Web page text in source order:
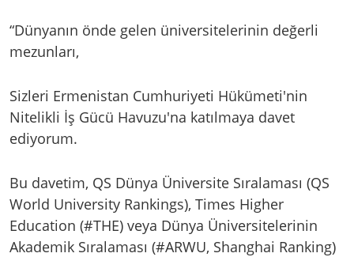
“Dünyanın önde gelen üniversitelerinin değerli
mezunları,
Sizleri Ermenistan Cumhuriyeti Hükümeti'nin
Nitelikli İş Gücü Havuzu'na katılmaya davet
ediyorum.
Bu davetim, QS Dünya Üniversite Sıralaması (QS
World University Rankings), Times Higher
Education (#THE) veya Dünya Üniversitelerinin
Akademik Sıralaması (#ARWU, Shanghai Ranking)